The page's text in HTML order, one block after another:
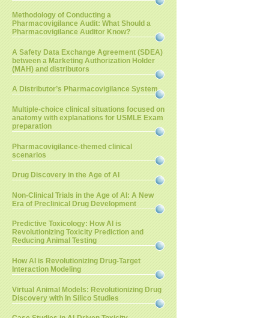
Methodology of Conducting a
Pharmacovigilance Audit: What Should a
Pharmacovigilance Auditor Know?
A Safety Data Exchange Agreement (SDEA)
between a Marketing Authorization Holder
(MAH) and distributors
A Distributor’s Pharmacovigilance System
Multiple-choice clinical situations focused on
anatomy with explanations for USMLE Exam
preparation
Pharmacovigilance-themed clinical
scenarios
Drug Discovery in the Age of AI
Non-Clinical Trials in the Age of AI: A New
Era of Preclinical Drug Development
Predictive Toxicology: How AI is
Revolutionizing Toxicity Prediction and
Reducing Animal Testing
How AI is Revolutionizing Drug-Target
Interaction Modeling
Virtual Animal Models: Revolutionizing Drug
Discovery with In Silico Studies